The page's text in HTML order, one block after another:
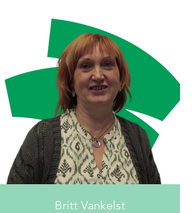
Britt Vankelst